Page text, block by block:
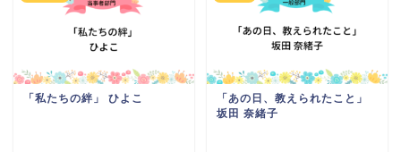
「私たちの絆」 ひよこ
「あの日、教えられたこと」
坂田 奈緒子